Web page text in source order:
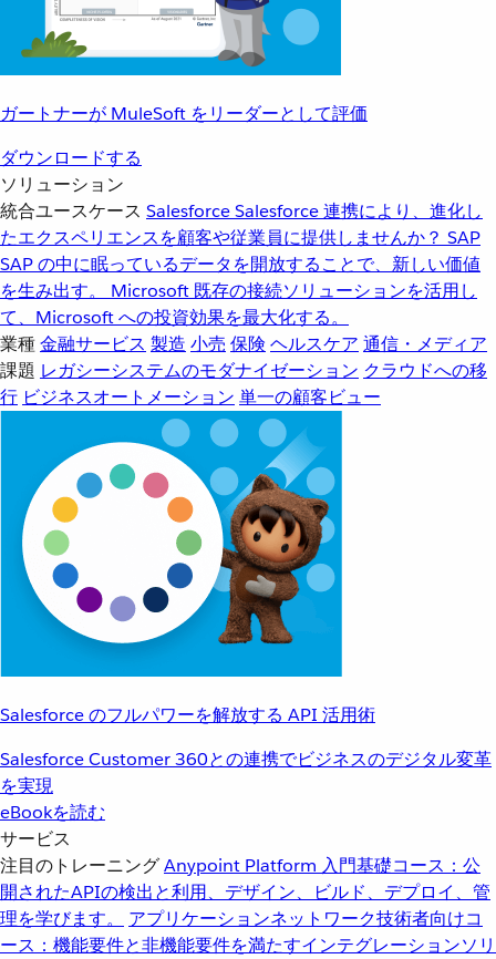
ガートナーが MuleSoft をリーダーとして評価
ダウンロードする
ソリューション
統合ユースケース SalesforceSalesforce 連携により、進化し
たエクスペリエンスを顧客や従業員に提供しませんか？ SAP
SAP の中に眠っているデータを開放することで、新しい価値
を生み出す。
Microsoft 既存の接続ソリューションを活用し
て、Microsoft への投資効果を最大化する。
業種金融サービス 製造 小売 保険 ヘルスケア 通信・メディア
課題 レガシーシステムのモダナイゼーション クラウドへの移
行 ビジネスオートメーション 単一の顧客ビュー
Salesforce のフルパワーを解放する API 活用術
Salesforce Customer 360との連携でビジネスのデジタル変革
を実現
eBookを読む
サービス
注目のトレーニングAnypoint Platform 入門基礎コース：公
開されたAPIの検出と利用、デザイン、ビルド、デプロイ、管
理を学びます。
アプリケーションネットワーク技術者向けコ
ース：機能要件と非機能要件を満たすインテグレーションソリ